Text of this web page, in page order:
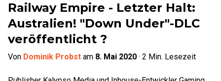
Railway Empire - Letzter Halt:
Australien! "Down Under"-DLC
veröffentlicht ?
Von Dominik Probst am 8. Mai 2020 · 2 Min. Lesezeit